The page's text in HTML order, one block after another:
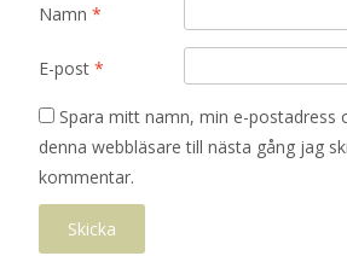
Namn *
E-post *
Spara mitt namn, min e-postadress
denna webbläsare till nästa gång jag
kommentar.